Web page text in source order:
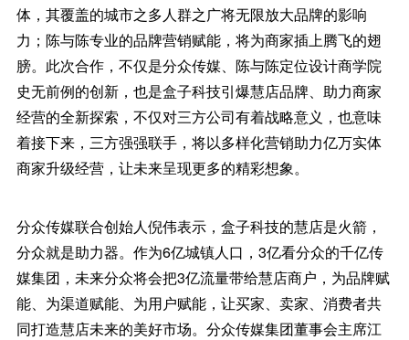
体，其覆盖的城市之多人群之广将无限放大品牌的影响
力；陈与陈专业的品牌营销赋能，将为商家插上腾飞的翅
膀。此次合作，不仅是分众传媒、陈与陈定位设计商学院
史无前例的创新，也是盒子科技引爆慧店品牌、助力商家
经营的全新探索，不仅对三方公司有着战略意义，也意味
着接下来，三方强强联手，将以多样化营销助力亿万实体
商家升级经营，让未来呈现更多的精彩想象。
分众传媒联合创始人倪伟表示，盒子科技的慧店是火箭，
分众就是助力器。作为6亿城镇人口，3亿看分众的千亿传
媒集团，未来分众将会把3亿流量带给慧店商户，为品牌赋
能、为渠道赋能、为用户赋能，让买家、卖家、消费者共
同打造慧店未来的美好市场。分众传媒集团董事会主席江